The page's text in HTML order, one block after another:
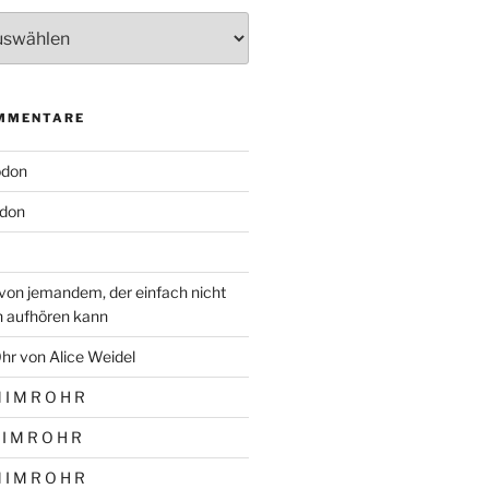
jemandem, der einfach nicht
aufhören kann
von Alice Weidel
I M R O H R
M R O H R
I M R O H R